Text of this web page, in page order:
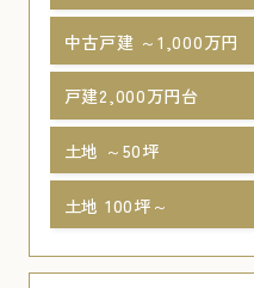
中古戸建 ～1,000万円
戸建2,000万円台
土地 ～50坪
土地 100坪～